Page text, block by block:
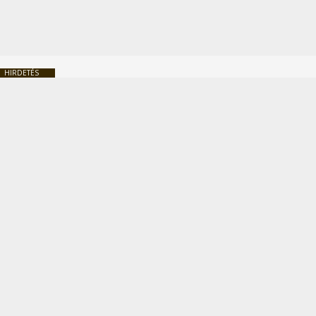
HIRDETÉS